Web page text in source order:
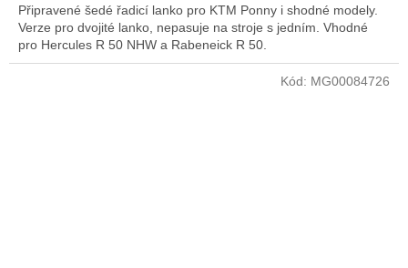
Připravené šedé řadicí lanko pro KTM Ponny i shodné modely.
Verze pro dvojité lanko, nepasuje na stroje s jedním. Vhodné
pro Hercules R 50 NHW a Rabeneick R 50.
Kód: MG00084726